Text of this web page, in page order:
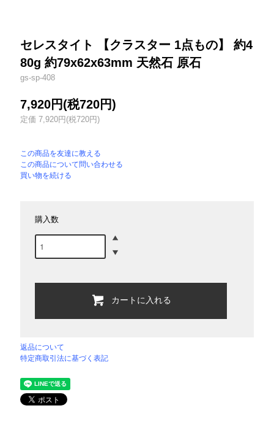
セレスタイト 【クラスター 1点もの】 約4
80g 約79x62x63mm 天然石 原石
gs-sp-408
7,920円(税720円)
定価 7,920円(税720円)
この商品を友達に教える
この商品について問い合わせる
買い物を続ける
購入数
カートに入れる
返品について
特定商取引法に基づく表記